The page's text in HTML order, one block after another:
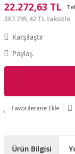
22.272,63 TL
3X7.795,42 TL taksitle
Karşılaştır
Paylaş
Ürün Bilgisi